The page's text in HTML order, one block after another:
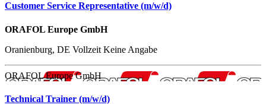
Customer Service Representative (m/w/d)
ORAFOL Europe GmbH
Oranienburg, DE Vollzeit Keine Angabe
ORAFOL Europe GmbH
Technical Trainer (m/w/d)